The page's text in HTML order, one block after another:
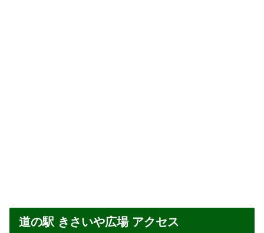
道の駅 きさいや広場 アクセス